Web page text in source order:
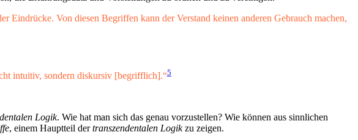
Eindrücke. Von diesen Begriffen kann der Verstand keinen anderen Gebrauch machen,
intuitiv, sondern diskursiv [begrifflich].“5
Logik. Wie hat man sich das genau vorzustellen? Wie können aus sinnlichen
, einem Hauptteil dertranszendentalen Logikzu zeigen.